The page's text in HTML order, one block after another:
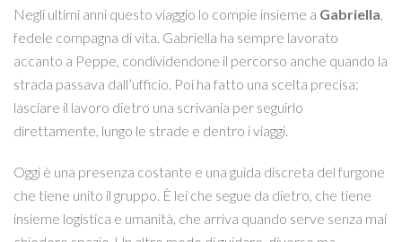
Negli ultimi anni questo viaggio lo compie insieme a Gabriella,
fedele compagna di vita. Gabriella ha sempre lavorato
accanto a Peppe, condividendone il percorso anche quando la
strada passava dall’ufficio. Poi ha fatto una scelta precisa:
lasciare il lavoro dietro una scrivania per seguirlo
direttamente, lungo le strade e dentro i viaggi.
Oggi è una presenza costante e una guida discreta del furgone
che tiene unito il gruppo. È lei che segue da dietro, che tiene
insieme logistica e umanità, che arriva quando serve senza mai